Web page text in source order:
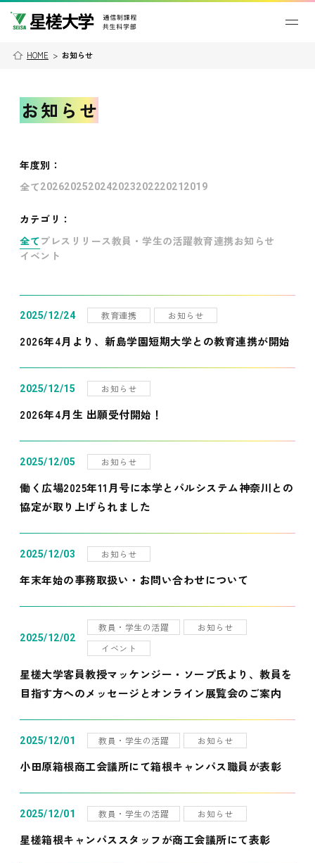
HOME > お知らせ
お知らせ
年度別 ：
全て202620252024202320222021 2019
カテゴリ：
全て プレスリリース教員・学生の活躍教育連携お知らせ
イベント
2025/12/24 教育連携 お知らせ
2026年4月より、新島学園短期大学との教育連携が開始
2025/12/15 お知らせ
2026年4月生 出願受付開始！
2025/12/05 お知らせ
働く広場2025年11月号に本学とパルシステム神奈川との
協定が取り上げられました
2025/12/03 お知らせ
年末年始の事務取扱い・お問い合わせについて
2025/12/02
教員・学生の活躍
お知らせ
イベント
星槎大学客員教授マッケンジー・ソープ氏より、教員を
目指す方へのメッセージとオンライン展覧会のご案内
2025/12/01 教員・学生の活躍 お知らせ
小田原箱根商工会議所にて箱根キャンパス職員が表彰
2025/12/01 教員・学生の活躍 お知らせ
星槎箱根キャンパススタッフが商工会議所にて表彰